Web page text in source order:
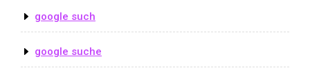
google such
google suche